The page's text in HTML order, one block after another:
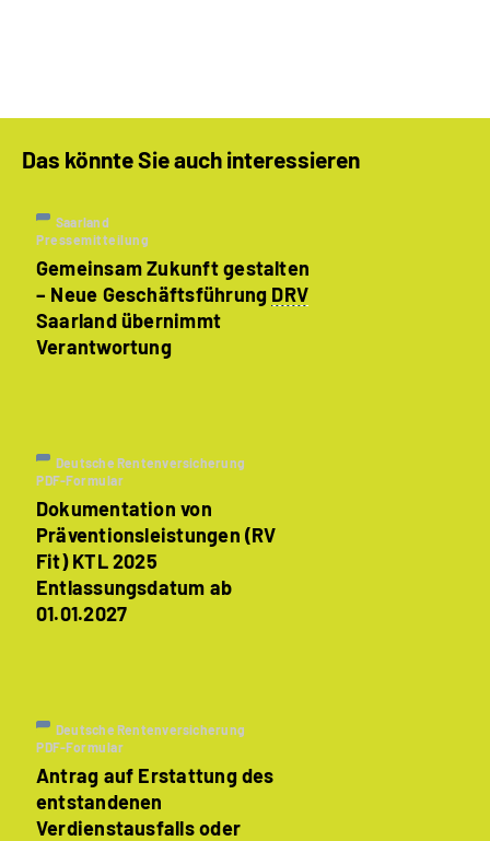
Das könnte Sie auch interessieren
Saarland
Pressemitteilung
Gemeinsam Zukunft gestalten
– Neue Geschäftsführung DRV
Saarland übernimmt
Verantwortung
Deutsche Rentenversicherung
PDF-Formular
Dokumentation von
Präventionsleistungen (RV
Fit) KTL 2025
Entlassungsdatum ab
01.01.2027
Deutsche Rentenversicherung
PDF-Formular
Antrag auf Erstattung des
entstandenen
Verdienstausfalls oder